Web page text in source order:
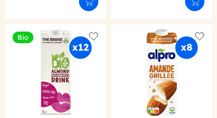
Ajouter au panier
Bio
Add to wishlist Add